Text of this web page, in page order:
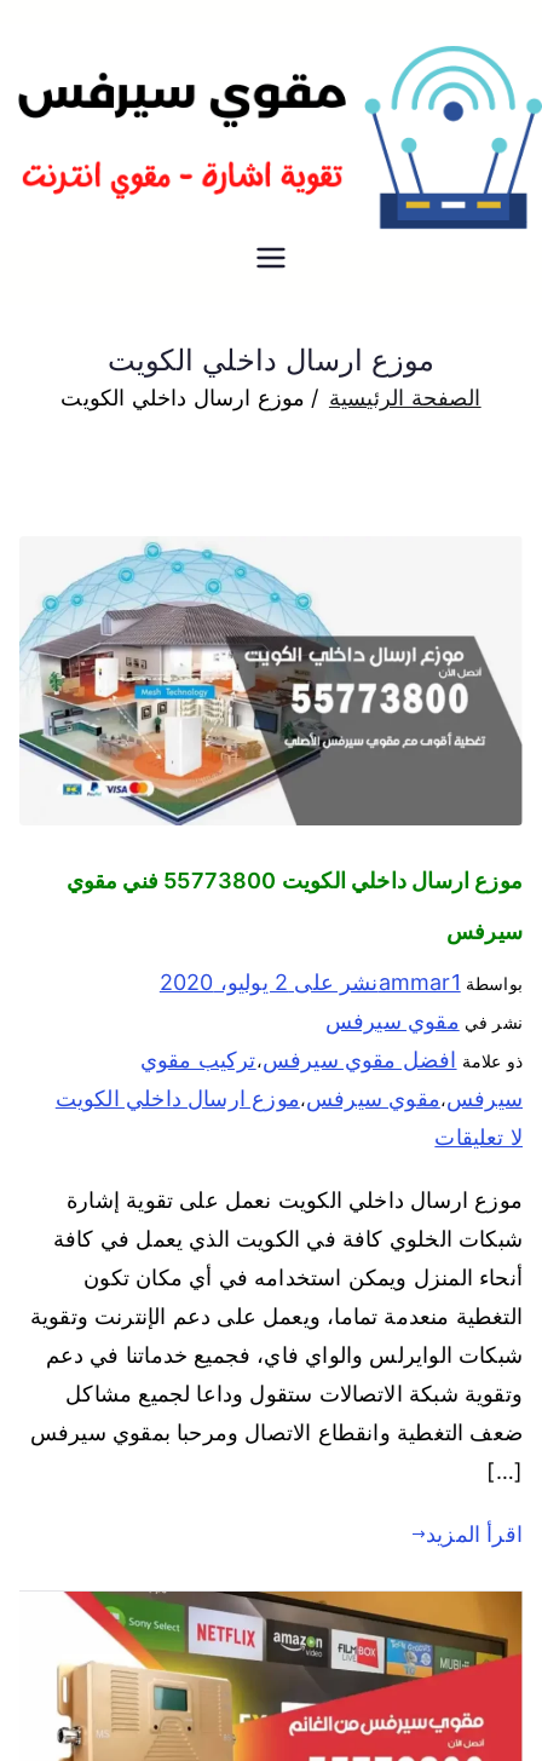
موزع ارسال داخلي الكويت
الصفحة الرئيسية موزع ارسال داخلي الكويت
موزع ارسال داخلي الكويت 55773800 فني مقوي
سيرفس
بواسطة ammar1نشر على 2 يوليو، 2020
نشر في مقوي سيرفس
ذو علامة افضل مقوي سيرفس،تركيب مقوي
سيرفس،مقوي سيرفس،موزع ارسال داخلي الكويت
لا تعليقات
موزع ارسال داخلي الكويت نعمل على تقوية إشارة
شبكات الخلوي كافة في الكويت الذي يعمل في كافة
أنحاء المنزل ويمكن استخدامه في أي مكان تكون
التغطية منعدمة تماما، ويعمل على دعم الإنترنت وتقوية
شبكات الوايرلس والواي فاي، فجميع خدماتنا في دعم
وتقوية شبكة الاتصالات ستقول وداعا لجميع مشاكل
ضعف التغطية وانقطاع الاتصال ومرحبا بمقوي سيرفس
[…]
اقرأ المزيد